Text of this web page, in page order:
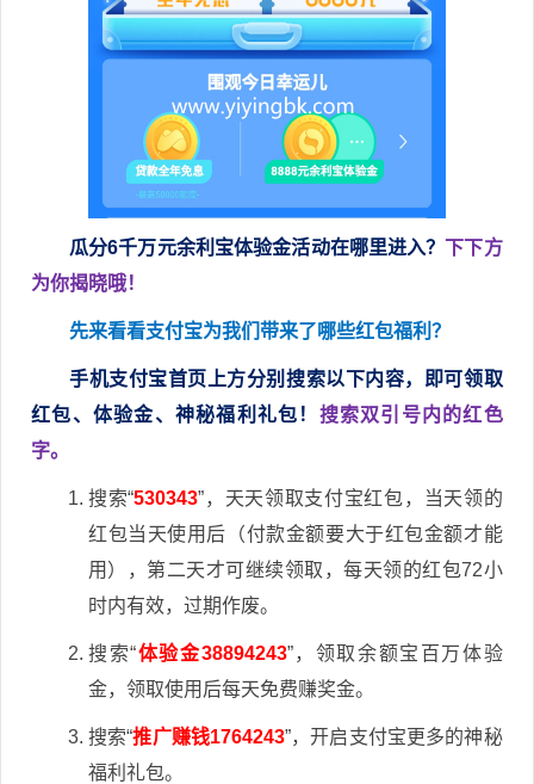
瓜分6千万元余利宝体验金活动在哪里进入？下下方
为你揭晓哦！
先来看看支付宝为我们带来了哪些红包福利？
手机支付宝首页上方分别搜索以下内容，即可领取
红包、体验金、神秘福利礼包！ 搜索双引号内的红色
字。
搜索“530343”，天天领取支付宝红包，当天领的
红包当天使用后（付款金额要大于红包金额才能
用），第二天才可继续领取，每天领的红包72小
时内有效，过期作废。
搜索“体验金38894243”，领取余额宝百万体验
金，领取使用后每天免费赚奖金。
搜索“推广赚钱1764243”，开启支付宝更多的神秘
福利礼包。